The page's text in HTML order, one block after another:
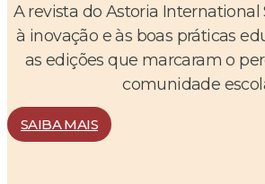
A revista do Astoria International
à inovação e às boas práticas
as edições que marcaram o
comunidade
SAIBA MAIS